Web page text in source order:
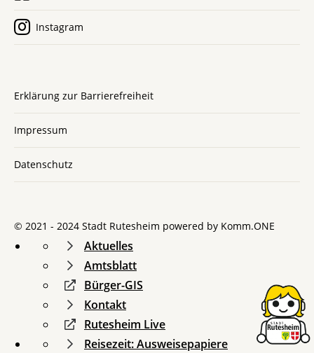
Instagram
Erklärung zur Barrierefreiheit
Impressum
Datenschutz
© 2021 - 2024 Stadt Rutesheim powered by Komm.ONE
Aktuelles
Amtsblatt
Bürger-GIS
Kontakt
Rutesheim Live
Reisezeit: Ausweisepapiere